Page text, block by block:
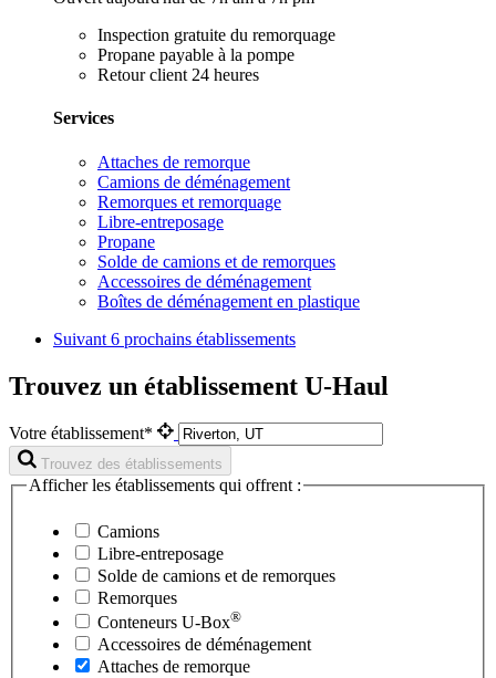
Inspection gratuite du remorquage
Propane payable à la pompe
Retour client 24 heures
Services
Attaches de remorque
Camions de déménagement
Remorques et remorquage
Libre-entreposage
Propane
Solde de camions et de remorques
Accessoires de déménagement
Boîtes de déménagement en plastique
Suivant 6 prochains établissements
Trouvez un établissement U-Haul
Votre établissement*
Trouvez des établissements
Afficher les établissements qui offrent :
Camions
Libre-entreposage
Solde de camions et de remorques
Remorques
Conteneurs U-Box®
Accessoires de déménagement
Attaches de remorque